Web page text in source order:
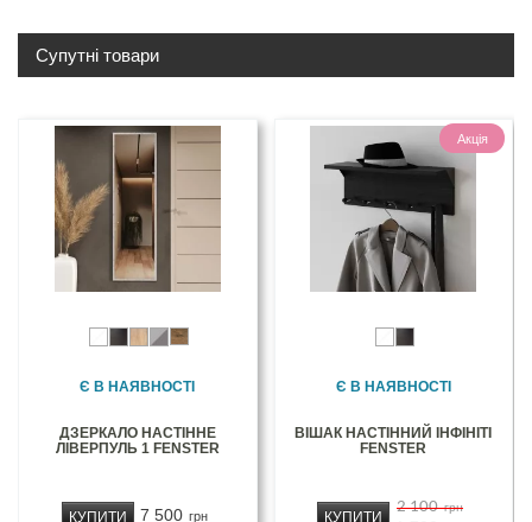
Супутні товари
Є В НАЯВНОСТІ
ДЗЕРКАЛО НАСТІННЕ
ЛІВЕРПУЛЬ 1 FENSTER
7 500 грн
КУПИТИ
Акція
Є В НАЯВНОСТІ
ВІШАК НАСТІННИЙ ІНФІНІТІ
FENSTER
2 100 грн
КУПИТИ